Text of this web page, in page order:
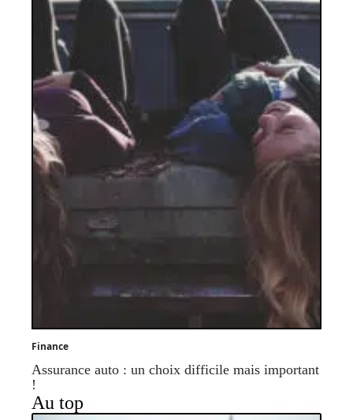
Finance
Assurance auto : un choix difficile mais important
!
Au top